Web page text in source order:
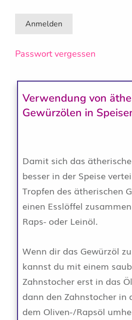
Passwort vergessen
Verwendung von
Gewürzölen in
Damit sich das
besser in der Speise
Tropfen des ätherischen
einen Esslöffel
Raps- oder Leinöl.
Wenn dir das Gewürzöl
kannst du mit einem
Zahnstocher erst in das
dann den Zahnstocher in
dem Oliven-/Rapsöl